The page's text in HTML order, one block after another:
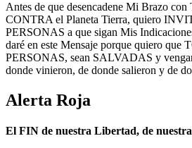
Antes de que desencadene Mi Brazo
CONTRA el Planeta Tierra, quiero
PERSONAS a que sigan Mis
daré en este Mensaje porque quiero que
PERSONAS, sean SALVADAS y
donde vinieron, de donde salieron y de
Alerta Roja
El FIN de nuestra Libertad, de